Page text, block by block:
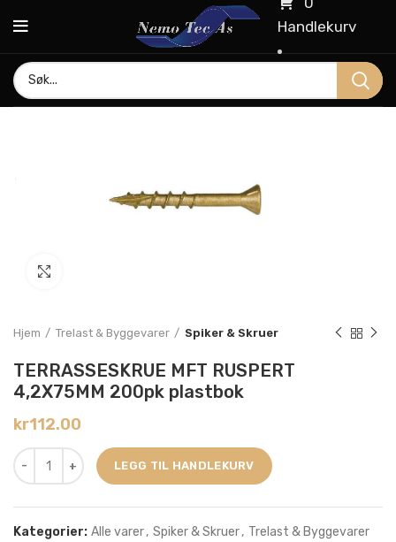
Handlekurv
Hjem Trelast & Byggevarer Spiker & Skruer
TERRASSESKRUE MFT RUSPERT
4,2X75MM 200pk plastbok
kr112.00
LEGG TIL HANDLEKURV
Kategorier: Alle varer, Spiker & Skruer, Trelast & Byggevarer